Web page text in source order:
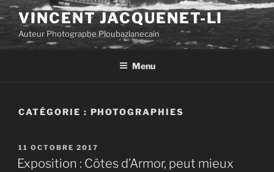
Aller
au
contenu
principal
VINCENT JACQUENET-LI
Auteur Photographe Ploubazlanecain
Menu
CATÉGORIE : PHOTOGRAPHIES
PUBLIÉ
LE
11 OCTOBRE 2017
Exposition : Côtes d’Armor, peut mieux